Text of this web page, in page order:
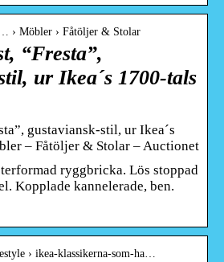
› Möbler › Fåtöljer & Stolar
“Fresta”,
ur Ikea´s 1700-tals
gustaviansk-stil, ur Ikea´s
– Fåtöljer & Stolar – Auctionet
ryggbricka. Lös stoppad
Kopplade kannelerade, ben.
› ikea-klassikerna-som-ha…